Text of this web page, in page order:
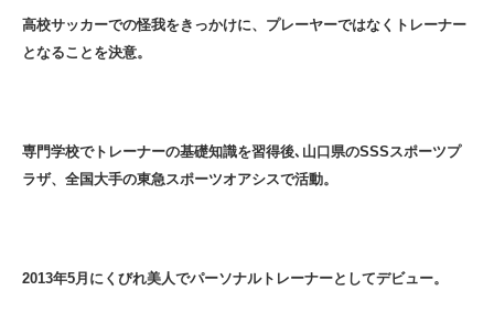
高校サッカーでの怪我をきっかけに、プレーヤーではなくトレーナー
となることを決意。
専門学校でトレーナーの基礎知識を習得後､山口県のSSSスポーツプ
ラザ、全国大手の東急スポーツオアシスで活動。
2013年5月にくびれ美人でパーソナルトレーナーとしてデビュー。